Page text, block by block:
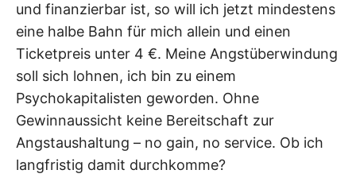
und finanzierbar ist, so will ich jetzt mindestens
eine halbe Bahn für mich allein und einen
Ticketpreis unter 4 €. Meine Angstüberwindung
soll sich lohnen, ich bin zu einem
Psychokapitalisten geworden. Ohne
Gewinnaussicht keine Bereitschaft zur
Angstaushaltung – no gain, no service. Ob ich
langfristig damit durchkomme?